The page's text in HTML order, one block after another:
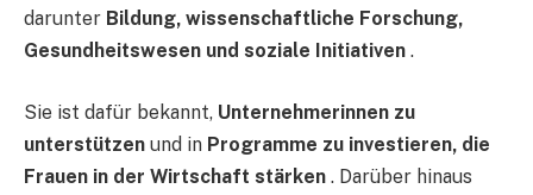
darunter Bildung, wissenschaftliche Forschung,
Gesundheitswesen und soziale Initiativen .
Sie ist dafür bekannt, Unternehmerinnen zu
unterstützen und in Programme zu investieren, die
Frauen in der Wirtschaft stärken . Darüber hinaus